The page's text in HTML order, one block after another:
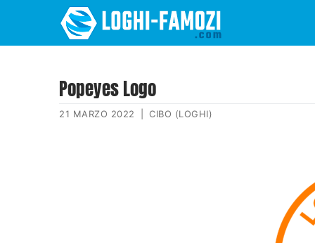
Popeyes Logo
21 MARZO 2022 CIBO (LOGHI)